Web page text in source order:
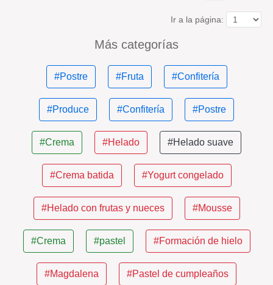
Ir a la página:
Más categorías
#Postre #Fruta #Confitería
#Produce #Confitería #Postre
#Crema #Helado #Helado suave
#Crema batida #Yogurt congelado
#Helado con frutas y nueces #Mousse
#Crema #pastel #Formación de hielo
#Magdalena #Pastel de cumpleaños